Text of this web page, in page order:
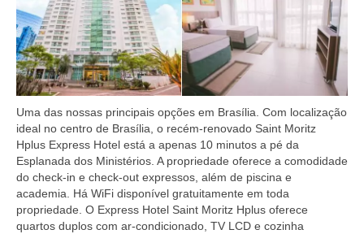
Uma das nossas principais opções em Brasília. Com localização
ideal no centro de Brasília, o recém-renovado Saint Moritz
Hplus Express Hotel está a apenas 10 minutos a pé da
Esplanada dos Ministérios. A propriedade oferece a comodidade
do check-in e check-out expressos, além de piscina e
academia. Há WiFi disponível gratuitamente em toda
propriedade. O Express Hotel Saint Moritz Hplus oferece
quartos duplos com ar-condicionado, TV LCD e cozinha